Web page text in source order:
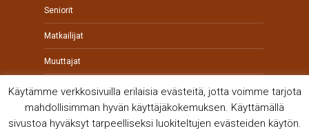
Seniorit
Matkailijat
Muuttajat
Käytämme verkkosivuilla erilaisia evästeitä, jotta voimme tarjota
mahdollisimman hyvän käyttäjäkokemuksen. Käyttämällä
sivustoa hyväksyt tarpeelliseksi luokiteltujen evästeiden käytön.